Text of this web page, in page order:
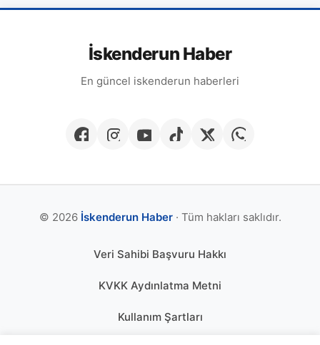
İskenderun Haber
En güncel iskenderun haberleri
© 2026 İskenderun Haber· Tüm hakları saklıdır.
Veri Sahibi Başvuru Hakkı
KVKK Aydınlatma Metni
Kullanım Şartları